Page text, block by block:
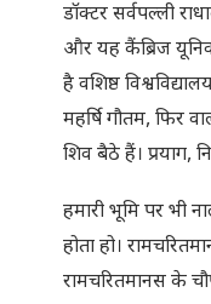
डॉक्टर सर्वपल्ली
और यह कैंब्रिज
है वशिष्ठ
महर्षि गौतम, फिर
शिव बैठे हैं। प्रयाग,
हमारी भूमि पर भी
होता हो।
रामचरितमानस के